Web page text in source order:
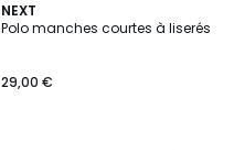
NEXT
Polo manches courtes à liserés
29,00 €
13
Couleurs